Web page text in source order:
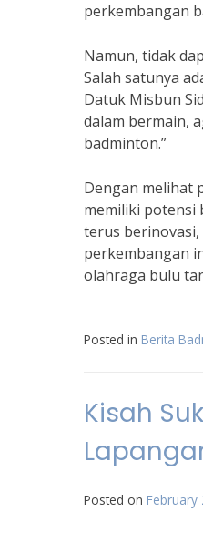
perkembangan
Namun, tidak
Salah satunya
Datuk Misbun
dalam bermain,
badminton.”
Dengan melihat
memiliki potensi
terus berinovasi,
perkembangan
olahraga bulu
Posted in Berita
Kisah
Posted on February